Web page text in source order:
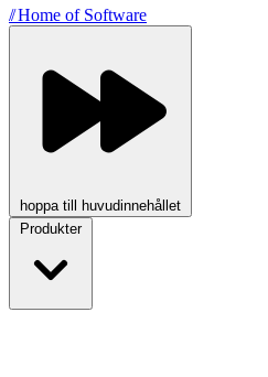
//Home of Software
hoppa till huvudinnehållet
Produkter